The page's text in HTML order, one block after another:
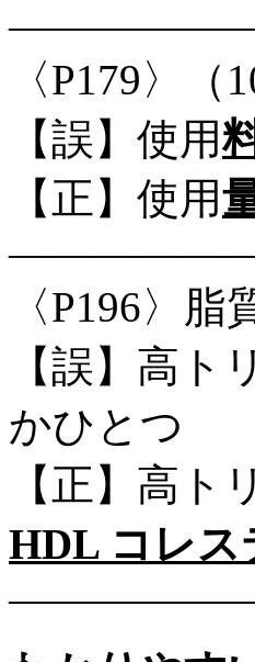
〈P179〉
【誤】使用
【正】使用
〈P196〉
【誤】高
かひとつ
【正】高
HDL コレス